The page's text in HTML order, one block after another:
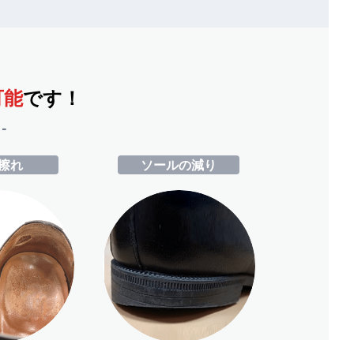
です！
-
れ ソールの減り